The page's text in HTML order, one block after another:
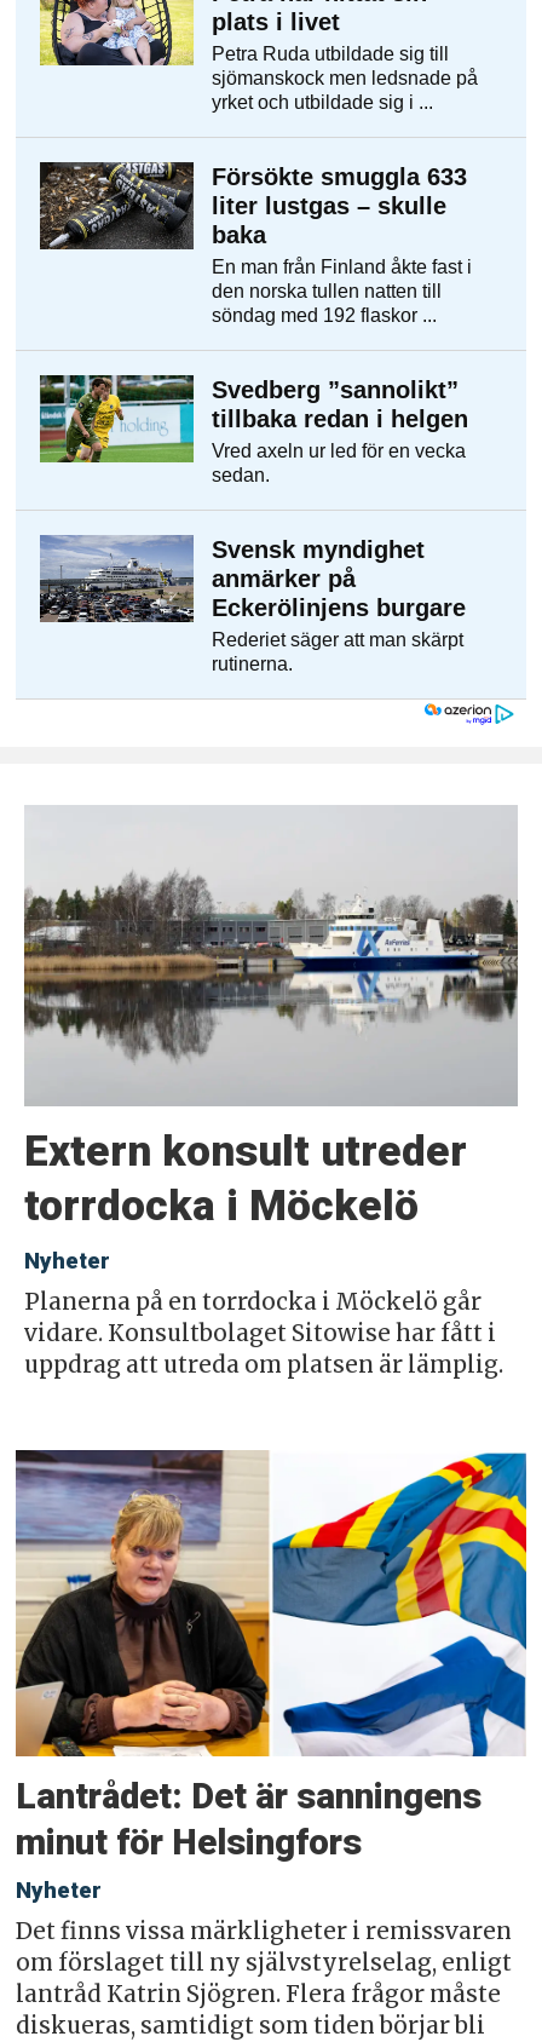
Extern konsult utreder
torrdocka i Möckelö
Nyheter
Planerna på en torrdocka i Möckelö går
vidare. Konsultbolaget Sitowise har fått i
uppdrag att utreda om platsen är lämplig.
Lantrådet: Det är sanningens
minut för Helsingfors
Nyheter
Det finns vissa märkligheter i remissvaren
om förslaget till ny självstyrelselag, enligt
lantråd Katrin Sjögren. Flera frågor måste
diskueras, samtidigt som tiden börjar bli